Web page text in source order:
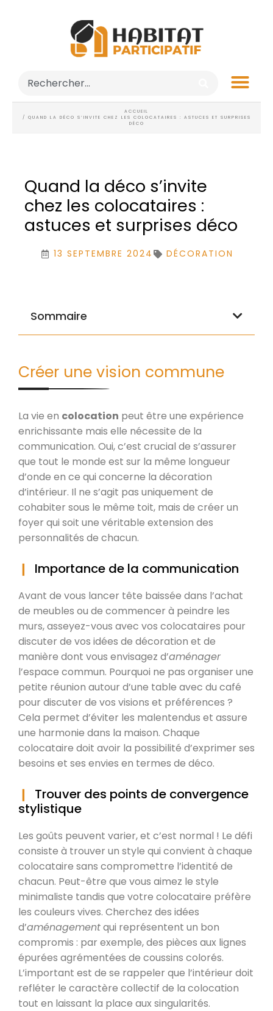
ACCUEIL
/ QUAND LA DÉCO S’INVITE CHEZ LES COLOCATAIRES : ASTUCES ET SURPRISES
DÉCO
Quand la déco s’invite
chez les colocataires :
astuces et surprises déco
13 SEPTEMBRE 2024 DÉCORATION
Sommaire
Créer une vision commune
La vie en colocation peut être une expérience
enrichissante mais elle nécessite de la
communication. Oui, c’est crucial de s’assurer
que tout le monde est sur la même longueur
d’onde en ce qui concerne la décoration
d’intérieur. Il ne s’agit pas uniquement de
cohabiter sous le même toit, mais de créer un
foyer qui soit une véritable extension des
personnalités de chacun.
Importance de la communication
Avant de vous lancer tête baissée dans l’achat
de meubles ou de commencer à peindre les
murs, asseyez-vous avec vos colocataires pour
discuter de vos idées de décoration et de
manière dont vous envisagez d’aménager
l’espace commun. Pourquoi ne pas organiser une
petite réunion autour d’une table avec du café
pour discuter de vos visions et préférences ?
Cela permet d’éviter les malentendus et assure
une harmonie dans la maison. Chaque
colocataire doit avoir la possibilité d’exprimer ses
besoins et ses envies en termes de déco.
Trouver des points de convergence
stylistique
Les goûts peuvent varier, et c’est normal ! Le défi
consiste à trouver un style qui convient à chaque
colocataire sans compromettre l’identité de
chacun. Peut-être que vous aimez le style
minimaliste tandis que votre colocataire préfère
les couleurs vives. Cherchez des idées
d’aménagementqui représentent un bon
compromis : par exemple, des pièces aux lignes
épurées agrémentées de coussins colorés.
L’important est de se rappeler que l’intérieur doit
refléter le caractère collectif de la colocation
tout en laissant la place aux singularités.